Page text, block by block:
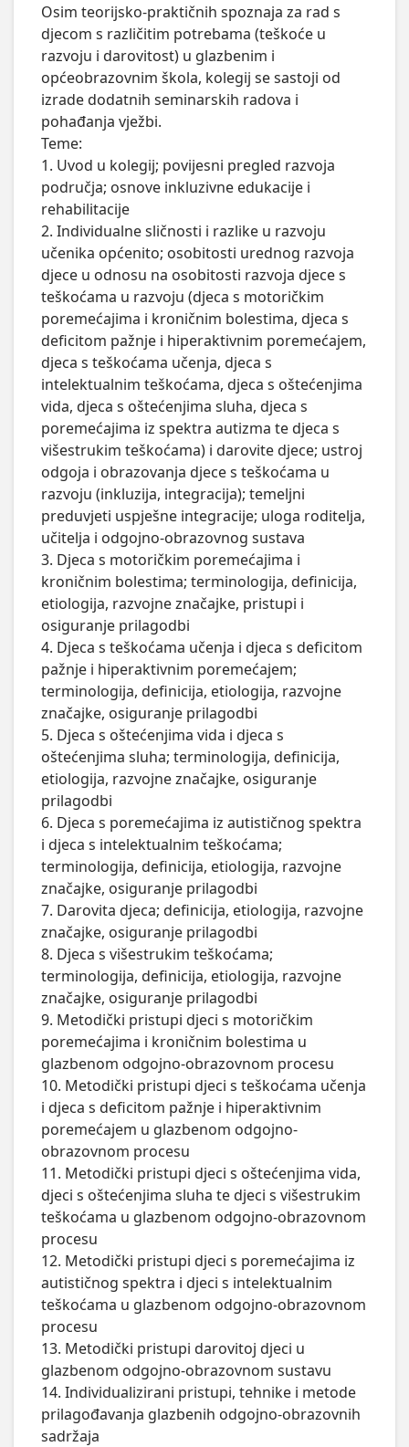
Osim teorijsko-praktičnih spoznaja za rad s
djecom s različitim potrebama (teškoće u
razvoju i darovitost) u glazbenim i
općeobrazovnim škola, kolegij se sastoji od
izrade dodatnih seminarskih radova i
pohađanja vježbi.
Teme:
1. Uvod u kolegij; povijesni pregled razvoja
područja; osnove inkluzivne edukacije i
rehabilitacije
2. Individualne sličnosti i razlike u razvoju
učenika općenito; osobitosti urednog razvoja
djece u odnosu na osobitosti razvoja djece s
teškoćama u razvoju (djeca s motoričkim
poremećajima i kroničnim bolestima, djeca s
deficitom pažnje i hiperaktivnim poremećajem,
djeca s teškoćama učenja, djeca s
intelektualnim teškoćama, djeca s oštećenjima
vida, djeca s oštećenjima sluha, djeca s
poremećajima iz spektra autizma te djeca s
višestrukim teškoćama) i darovite djece; ustroj
odgoja i obrazovanja djece s teškoćama u
razvoju (inkluzija, integracija); temeljni
preduvjeti uspješne integracije; uloga roditelja,
učitelja i odgojno-obrazovnog sustava
3. Djeca s motoričkim poremećajima i
kroničnim bolestima; terminologija, definicija,
etiologija, razvojne značajke, pristupi i
osiguranje prilagodbi
4. Djeca s teškoćama učenja i djeca s deficitom
pažnje i hiperaktivnim poremećajem;
terminologija, definicija, etiologija, razvojne
značajke, osiguranje prilagodbi
5. Djeca s oštećenjima vida i djeca s
oštećenjima sluha; terminologija, definicija,
etiologija, razvojne značajke, osiguranje
prilagodbi
6. Djeca s poremećajima iz autističnog spektra
i djeca s intelektualnim teškoćama;
terminologija, definicija, etiologija, razvojne
značajke, osiguranje prilagodbi
7. Darovita djeca; definicija, etiologija, razvojne
značajke, osiguranje prilagodbi
8. Djeca s višestrukim teškoćama;
terminologija, definicija, etiologija, razvojne
značajke, osiguranje prilagodbi
9. Metodički pristupi djeci s motoričkim
poremećajima i kroničnim bolestima u
glazbenom odgojno-obrazovnom procesu
10. Metodički pristupi djeci s teškoćama učenja
i djeca s deficitom pažnje i hiperaktivnim
poremećajem u glazbenom odgojno-
obrazovnom procesu
11. Metodički pristupi djeci s oštećenjima vida,
djeci s oštećenjima sluha te djeci s višestrukim
teškoćama u glazbenom odgojno-obrazovnom
procesu
12. Metodički pristupi djeci s poremećajima iz
autističnog spektra i djeci s intelektualnim
teškoćama u glazbenom odgojno-obrazovnom
procesu
13. Metodički pristupi darovitoj djeci u
glazbenom odgojno-obrazovnom sustavu
14. Individualizirani pristupi, tehnike i metode
prilagođavanja glazbenih odgojno-obrazovnih
sadržaja